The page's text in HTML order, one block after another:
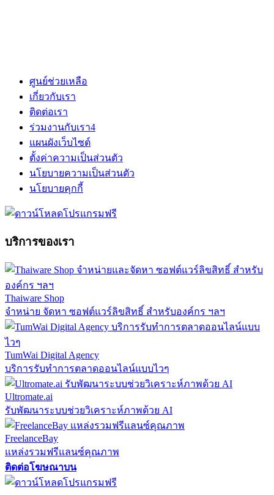
ศูนย์ช่วยเหลือ
เกี่ยวกับเรา
ติดต่อเรา
ร่วมงานกับเรา4
แผนผังเว็บไซต์
ตั้งค่าความเป็นส่วนตัว
นโยบายความเป็นส่วนตัว
นโยบายคุกกี้
บริการของเรา
Thaiware Shop
จำหน่าย จัดหา ซอฟต์แวร์ลิขสิทธิ์ สำหรับองค์กร ฯลฯ
TumWai Digital Agency
บริการรับทำการตลาดออนไลน์แบบไวๆ
Ultromate.ai
รับพัฒนาระบบช่วยวิเคราะห์ภาพด้วย AI
FreelanceBay
แหล่งรวมฟรีแลนซ์คุณภาพ
ติดต่อโฆษณาบน